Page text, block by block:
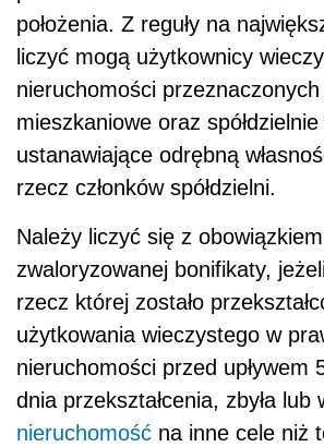
położenia. Z reguły na
liczyć mogą użytkownicy
nieruchomości
mieszkaniowe oraz
ustanawiające odrębną
rzecz członków spółdzielni.
Należy liczyć się z
zwaloryzowanej bonifikaty,
rzecz której zostało
użytkowania wieczystego w
nieruchomości przed upływem
dnia przekształcenia, zbyła lub
nieruchomość na inne cele niż